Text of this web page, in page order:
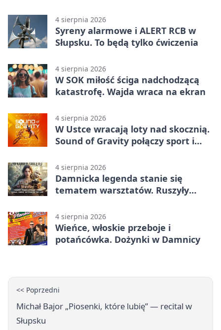
4 sierpnia 2026
Syreny alarmowe i ALERT RCB w
Słupsku. To będą tylko ćwiczenia
4 sierpnia 2026
W SOK miłość ściga nadchodzącą
katastrofę. Wajda wraca na ekran
4 sierpnia 2026
W Ustce wracają loty nad skocznią.
Sound of Gravity połączy sport i
4 sierpnia 2026
Damnicka legenda stanie się
tematem warsztatów. Ruszyły
4 sierpnia 2026
Wieńce, włoskie przeboje i
potańcówka. Dożynki w Damnicy
<< Poprzedni
Michał Bajor „Piosenki, które lubię” — recital w
Słupsku